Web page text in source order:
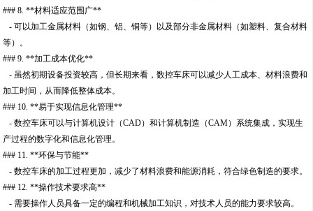
### 8. **材料适应范围广**
- 可以加工金属材料（如钢、铝、铜等）以及部分非金属材料（如塑料、复合材料
等）。
### 9. **加工成本优化**
- 虽然初期设备投资较高，但长期来看，数控车床可以减少人工成本、材料浪费和
加工时间，从而降低整体成本。
### 10. **易于实现信息化管理**
- 数控车床可以与计算机设计（CAD）和计算机制造（CAM）系统集成，实现生
产过程的数字化和信息化管理。
### 11. **环保与节能**
- 数控车床的加工过程更加，减少了材料浪费和能源消耗，符合绿色制造的要求。
### 12. **操作技术要求高**
- 需要操作人员具备一定的编程和机械加工知识，对技术人员的能力要求较高。